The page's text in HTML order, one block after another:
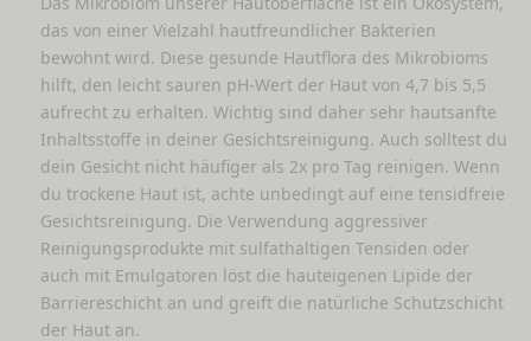
das von einer Vielzahl hautfreundlicher Bakterien
bewohnt wird. Diese gesunde Hautflora des Mikrobioms
hilft, den leicht sauren pH-Wert der Haut von 4,7 bis 5,5
aufrecht zu erhalten. Wichtig sind daher sehr hautsanfte
Inhaltsstoffe in deiner Gesichtsreinigung. Auch solltest du
dein Gesicht nicht häufiger als 2x pro Tag reinigen. Wenn
du trockene Haut ist, achte unbedingt auf eine tensidfreie
Gesichtsreinigung. Die Verwendung aggressiver
Reinigungsprodukte mit sulfathaltigen Tensiden oder
auch mit Emulgatoren löst die hauteigenen Lipide der
Barriereschicht an und greift die natürliche Schutzschicht
der Haut an.